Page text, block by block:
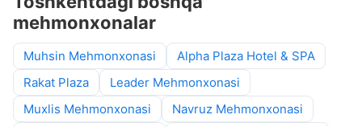
mehmonxonalar
Muhsin Mehmonxonasi
Alpha Plaza Hotel & SPA
Rakat Plaza
Leader Mehmonxonasi
Muxlis Mehmonxonasi
Navruz Mehmonxonasi